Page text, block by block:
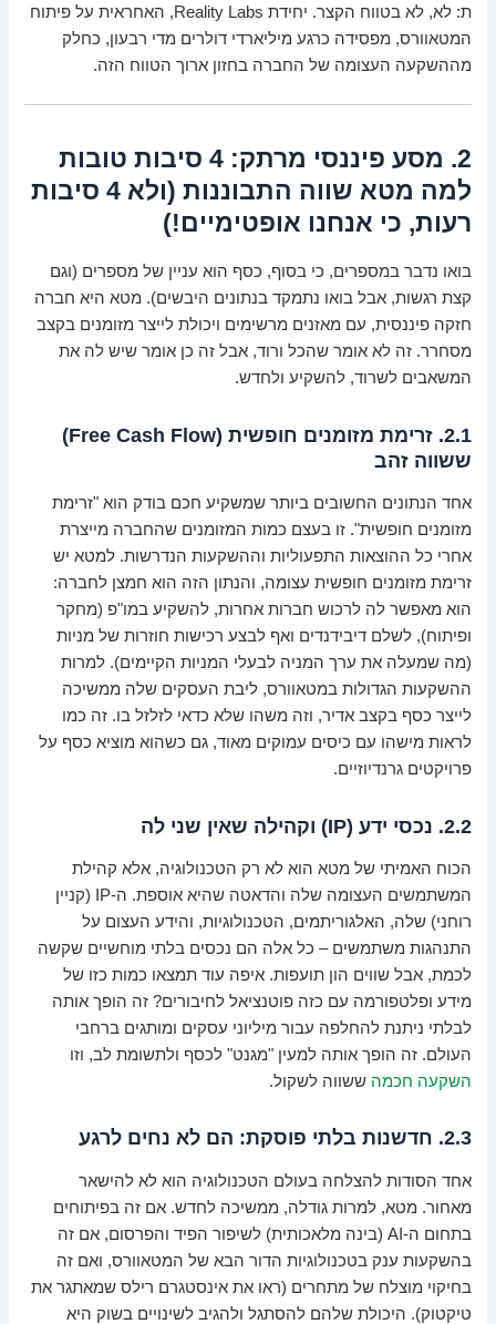
ת: לא, לא בטווח הקצר. יחידת Reality Labs, האחראית על פיתוח
המטאוורס, מפסידה כרגע מיליארדי דולרים מדי רבעון, כחלק
מההשקעה העצומה של החברה בחזון ארוך הטווח הזה.
2. מסע פיננסי מרתק: 4 סיבות טובות
למה מטא שווה התבוננות (ולא 4 סיבות
רעות, כי אנחנו אופטימיים!)
בואו נדבר במספרים, כי בסוף, כסף הוא עניין של מספרים (וגם
קצת רגשות, אבל בואו נתמקד בנתונים היבשים). מטא היא חברה
חזקה פיננסית, עם מאזנים מרשימים ויכולת לייצר מזומנים בקצב
מסחרר. זה לא אומר שהכל ורוד, אבל זה כן אומר שיש לה את
המשאבים לשרוד, להשקיע ולחדש.
2.1. זרימת מזומנים חופשית (Free Cash Flow)
ששווה זהב
אחד הנתונים החשובים ביותר שמשקיע חכם בודק הוא "זרימת
מזומנים חופשית". זו בעצם כמות המזומנים שהחברה מייצרת
אחרי כל ההוצאות התפעוליות וההשקעות הנדרשות. למטא יש
זרימת מזומנים חופשית עצומה, והנתון הזה הוא חמצן לחברה:
הוא מאפשר לה לרכוש חברות אחרות, להשקיע במו"פ (מחקר
ופיתוח), לשלם דיבידנדים ואף לבצע רכישות חוזרות של מניות
(מה שמעלה את ערך המניה לבעלי המניות הקיימים). למרות
ההשקעות הגדולות במטאוורס, ליבת העסקים שלה ממשיכה
לייצר כסף בקצב אדיר, וזה משהו שלא כדאי לזלזל בו. זה כמו
לראות מישהו עם כיסים עמוקים מאוד, גם כשהוא מוציא כסף על
פרויקטים גרנדיוזיים.
2.2. נכסי ידע (IP) וקהילה שאין שני לה
הכוח האמיתי של מטא הוא לא רק הטכנולוגיה, אלא קהילת
המשתמשים העצומה שלה והדאטה שהיא אוספת. ה-IP (קניין
רוחני) שלה, האלגוריתמים, הטכנולוגיות, והידע העצום על
התנהגות משתמשים – כל אלה הם נכסים בלתי מוחשיים שקשה
לכמת, אבל שווים הון תועפות. איפה עוד תמצאו כמות כזו של
מידע ופלטפורמה עם כזה פוטנציאל לחיבורים? זה הופך אותה
לבלתי ניתנת להחלפה עבור מיליוני עסקים ומותגים ברחבי
העולם. זה הופך אותה למעין "מגנט" לכסף ולתשומת לב, וזו
השקעה חכמה ששווה לשקול.
2.3. חדשנות בלתי פוסקת: הם לא נחים לרגע
אחד הסודות להצלחה בעולם הטכנולוגיה הוא לא להישאר
מאחור. מטא, למרות גודלה, ממשיכה לחדש. אם זה בפיתוחים
בתחום ה-AI (בינה מלאכותית) לשיפור הפיד והפרסום, אם זה
בהשקעות ענק בטכנולוגיות הדור הבא של המטאוורס, ואם זה
בחיקוי מוצלח של מתחרים (ראו את אינסטגרם רילס שמאתגר את
טיקטוק). היכולת שלהם להסתגל ולהגיב לשינויים בשוק היא